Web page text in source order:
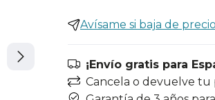
Avísame si baja de precio
¡Envío gratis para
Cancela o devuelve tu